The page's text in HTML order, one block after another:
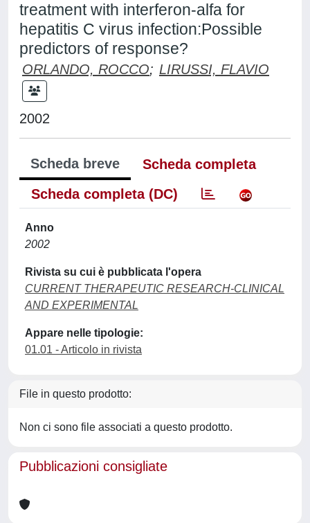
treatment with interferon-alfa for
hepatitis C virus infection:Possible
predictors of response?
ORLANDO, ROCCO; LIRUSSI, FLAVIO
2002
Scheda breve
Scheda completa
Scheda completa (DC)
Anno
2002
Rivista su cui è pubblicata l'opera
CURRENT THERAPEUTIC RESEARCH-CLINICAL
AND EXPERIMENTAL
Appare nelle tipologie:
01.01 - Articolo in rivista
File in questo prodotto:
Non ci sono file associati a questo prodotto.
Pubblicazioni consigliate